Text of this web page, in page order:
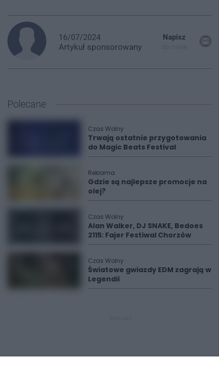
16/07/2024
Artykuł sponsorowany
Napisz
Polecane
Czas Wolny
Trwają ostatnie przygotowania
do Magic Beats Festival
Reklama
Gdzie są najlepsze promocje na
olej?
Czas Wolny
Alan Walker, DJ SNAKE, Bedoes
2115: Fajer Festiwal Chorzów
Czas Wolny
Światowe gwiazdy EDM zagrają w
Legendii